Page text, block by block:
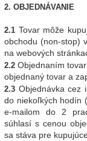
2. OBJEDNÁVANIE
2.1 Tovar môže
obchodu (non-stop)
na webových
2.2 Objednaním
objednaný tovar a
2.3 Objednávka cez
do niekoľkých hodín
e-mailom do 2
súhlasí s cenou
sa stáva pre